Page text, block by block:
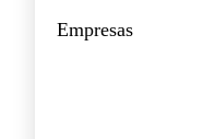
Empresas